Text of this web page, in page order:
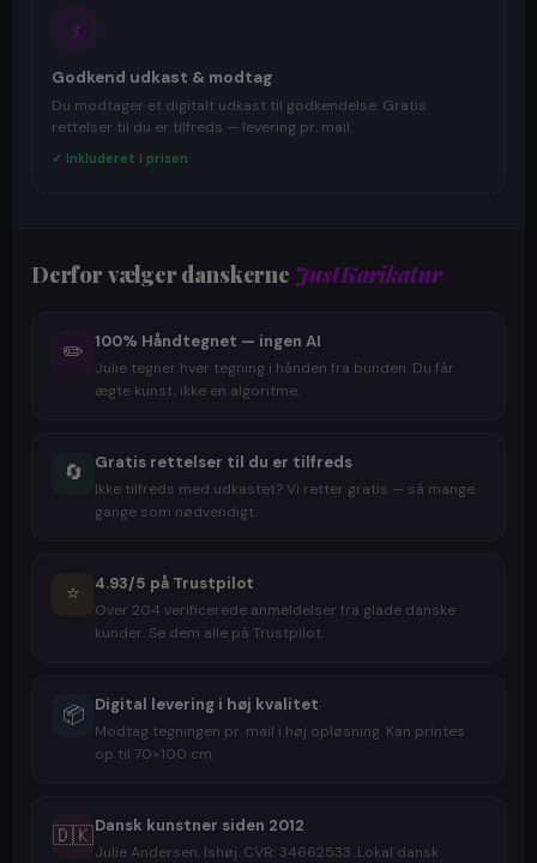
3
Godkend udkast & modtag
Du modtager et digitalt udkast til godkendelse. Gratis
rettelser til du er tilfreds — levering pr. mail.
✓ Inkluderet i prisen
Derfor vælger danskerne JustKarikatur
✏️ 100% Håndtegnet — ingen AI
Julie tegner hver tegning i hånden fra bunden. Du får
ægte kunst, ikke en algoritme.
🔄 Gratis rettelser til du er tilfreds
Ikke tilfreds med udkastet? Vi retter gratis — så mange
gange som nødvendigt.
⭐ 4.93/5 på Trustpilot
Over 204 verificerede anmeldelser fra glade danske
kunder. Se dem alle på Trustpilot.
📦 Digital levering i høj kvalitet
Modtag tegningen pr. mail i høj opløsning. Kan printes
op til 70×100 cm.
🇩🇰Dansk kunstner siden 2012
Julie Andersen, Ishøj. CVR: 34662533. Lokal dansk